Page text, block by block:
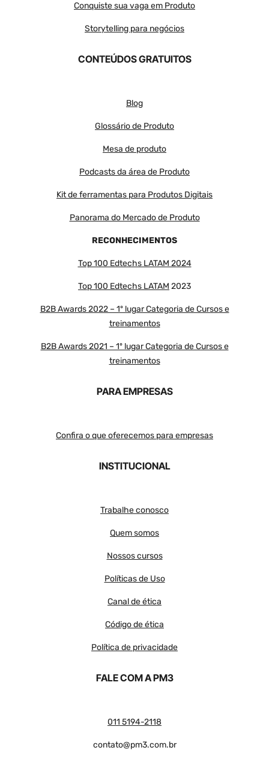
Conquiste sua vaga em Produto
Storytelling para negócios
CONTEÚDOS GRATUITOS
Blog
Glossário de Produto
Mesa de produto
Podcasts da área de Produto
Kit de ferramentas para Produtos Digitais
Panorama do Mercado de Produto
RECONHECIMENTOS
Top 100 Edtechs LATAM 2024
Top 100 Edtechs LATAM 2023
B2B Awards 2022 – 1º lugar Categoria de Cursos e
treinamentos
B2B Awards 2021 – 1º lugar Categoria de Cursos e
treinamentos
PARA EMPRESAS
Confira o que oferecemos para empresas
INSTITUCIONAL
Trabalhe conosco
Quem somos
Nossos cursos
Políticas de Uso
Canal de ética
Código de ética
Política de privacidade
FALE COM A PM3
011 5194-2118
contato@pm3.com.br